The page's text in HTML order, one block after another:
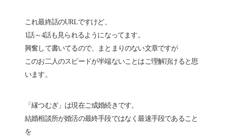
これ最終話のURLですけど、
1話～4話も見られるようになってます。
興奮して書いてるので、まとまりのない文章ですが
このお二人のスピードが半端ないことはご理解頂けると思
います。
「縁つむぎ」は現在ご成婚続きです。
結婚相談所が婚活の最終手段ではなく最速手段であること
を